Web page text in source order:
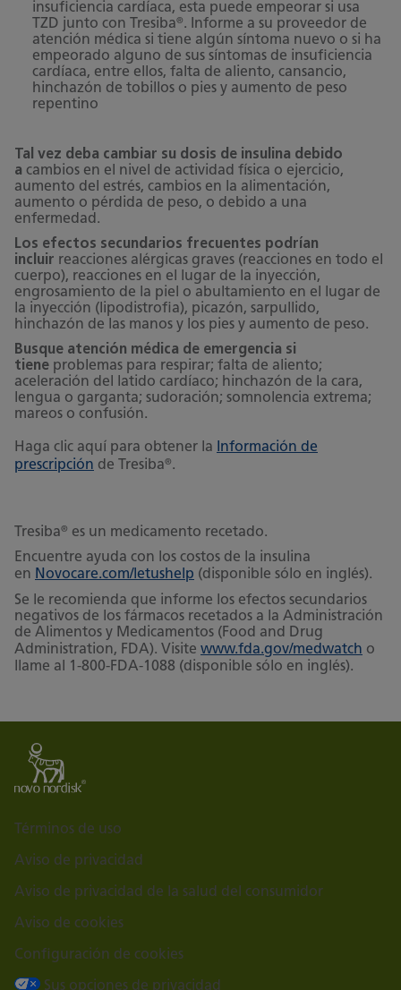
insuficiencia cardíaca, esta puede empeorar si usa
TZD junto con Tresiba® . Informe a su proveedor de
atención médica si tiene algún síntoma nuevo o si ha
empeorado alguno de sus síntomas de insuficiencia
cardíaca, entre ellos, falta de aliento, cansancio,
hinchazón de tobillos o pies y aumento de peso
repentino
Tal vez deba cambiar su dosis de insulina debido
a cambios en el nivel de actividad física o ejercicio,
aumento del estrés, cambios en la alimentación,
aumento o pérdida de peso, o debido a una
enfermedad.
Los efectos secundarios frecuentes podrían
incluir reacciones alérgicas graves (reacciones en todo el
cuerpo), reacciones en el lugar de la inyección,
engrosamiento de la piel o abultamiento en el lugar de
la inyección (lipodistrofia), picazón, sarpullido,
hinchazón de las manos y los pies y aumento de peso.
Busque atención médica de emergencia si
tiene problemas para respirar; falta de aliento;
aceleración del latido cardíaco; hinchazón de la cara,
lengua o garganta; sudoración; somnolencia extrema;
mareos o confusión.
Haga clic aquí para obtener la
Información de
prescripción de Tresiba® .
Tresiba®
es un medicamento recetado.
Encuentre ayuda con los costos de la insulina
en Novocare.com/letushelp (disponible sólo en inglés).
Se le recomienda que informe los efectos secundarios
negativos de los fármacos recetados a la Administración
de Alimentos y Medicamentos (Food and Drug
Administration, FDA). Visite www.fda.gov/medwatch o
llame al 1-800-FDA-1088 (disponible sólo en inglés).
Términos de uso
Aviso de privacidad
Aviso de privacidad de la salud del consumidor
Aviso de cookies
Configuración de cookies
Sus opciones de privacidad